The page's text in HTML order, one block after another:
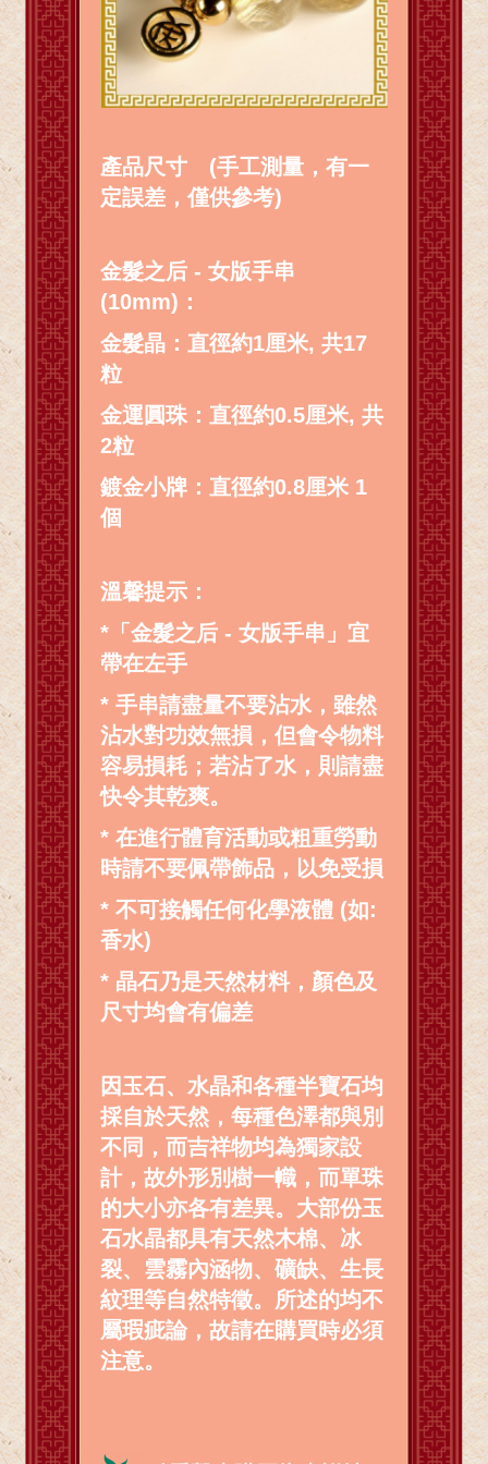
產品尺寸 (手工測量，有一
定誤差，僅供參考)
金髮之后 - 女版手串
(10mm)：
金髮晶：直徑約1厘米, 共17
粒
金運圓珠：直徑約0.5厘米, 共
2粒
鍍金小牌：直徑約0.8厘米 1
個
溫馨提示：
*「金髮之后 - 女版手串」宜
帶在左手
* 手串請盡量不要沾水，雖然
沾水對功效無損，但會令物料
容易損耗；若沾了水，則請盡
快令其乾爽。
* 在進行體育活動或粗重勞動
時請不要佩帶飾品，以免受損
* 不可接觸任何化學液體 (如:
香水)
* 晶石乃是天然材料，顏色及
尺寸均會有偏差
因玉石、水晶和各種半寶石均
採自於天然，每種色澤都與別
不同，而吉祥物均為獨家設
計，故外形別樹一幟，而單珠
的大小亦各有差異。大部份玉
石水晶都具有天然木棉、冰
裂、雲霧內涵物、礦缺、生長
紋理等自然特徵。所述的均不
屬瑕疵論，故請在購買時必須
注意。